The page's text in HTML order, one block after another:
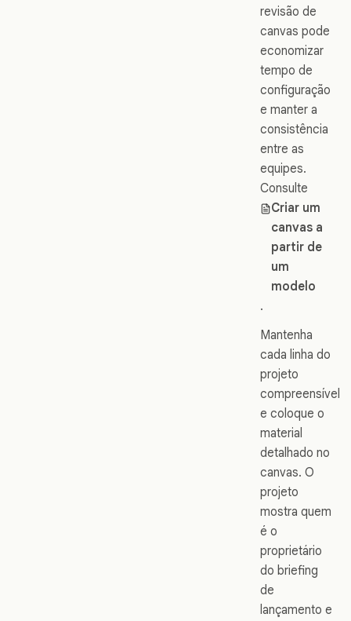
revisão de
canvas pode
economizar
tempo de
configuração
e manter a
consistência
entre as
equipes.
Consulte
Criar um
canvas a
partir de
um
modelo
.
Mantenha
cada linha do
projeto
compreensível
e coloque o
material
detalhado no
canvas. O
projeto
mostra quem
é o
proprietário
do briefing
de
lançamento e